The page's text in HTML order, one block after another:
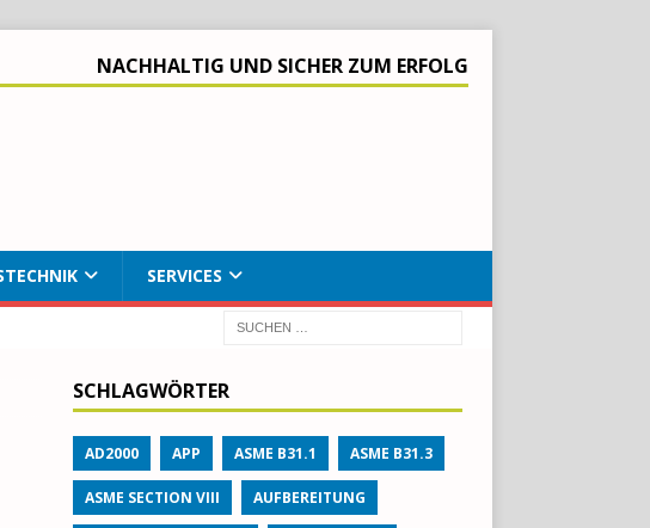
NACHHALTIG UND SICHER ZUM ERFOLG
SERVICES
SCHLAGWÖRTER
AD2000 APP ASME B31.1 ASME B31.3
ASME SECTION VIII AUFBEREITUNG